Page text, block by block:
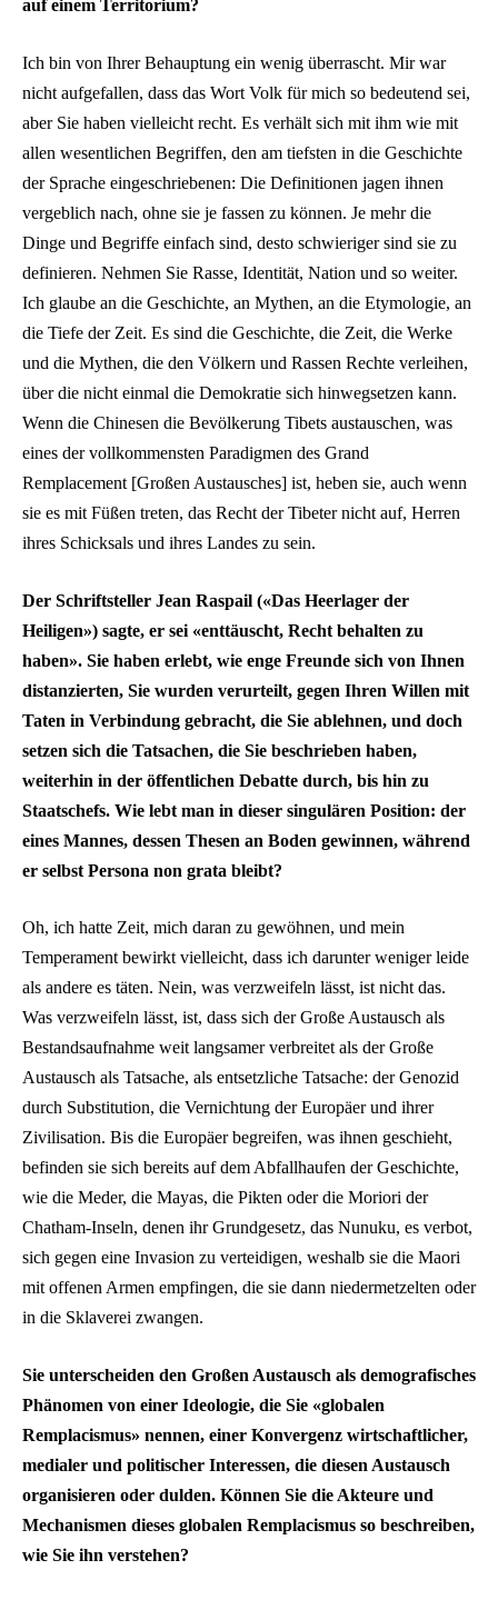
auf einem Territorium?
Ich bin von Ihrer Behauptung ein wenig überrascht. Mir war
nicht aufgefallen, dass das Wort Volk für mich so bedeutend sei,
aber Sie haben vielleicht recht. Es verhält sich mit ihm wie mit
allen wesentlichen Begriffen, den am tiefsten in die Geschichte
der Sprache eingeschriebenen: Die Definitionen jagen ihnen
vergeblich nach, ohne sie je fassen zu können. Je mehr die
Dinge und Begriffe einfach sind, desto schwieriger sind sie zu
definieren. Nehmen Sie Rasse, Identität, Nation und so weiter.
Ich glaube an die Geschichte, an Mythen, an die Etymologie, an
die Tiefe der Zeit. Es sind die Geschichte, die Zeit, die Werke
und die Mythen, die den Völkern und Rassen Rechte verleihen,
über die nicht einmal die Demokratie sich hinwegsetzen kann.
Wenn die Chinesen die Bevölkerung Tibets austauschen, was
eines der vollkommensten Paradigmen des Grand
Remplacement [Großen Austausches] ist, heben sie, auch wenn
sie es mit Füßen treten, das Recht der Tibeter nicht auf, Herren
ihres Schicksals und ihres Landes zu sein.
Der Schriftsteller Jean Raspail («Das Heerlager der
Heiligen») sagte, er sei «enttäuscht, Recht behalten zu
haben». Sie haben erlebt, wie enge Freunde sich von Ihnen
distanzierten, Sie wurden verurteilt, gegen Ihren Willen mit
Taten in Verbindung gebracht, die Sie ablehnen, und doch
setzen sich die Tatsachen, die Sie beschrieben haben,
weiterhin in der öffentlichen Debatte durch, bis hin zu
Staatschefs. Wie lebt man in dieser singulären Position: der
eines Mannes, dessen Thesen an Boden gewinnen, während
er selbst Persona non grata bleibt?
Oh, ich hatte Zeit, mich daran zu gewöhnen, und mein
Temperament bewirkt vielleicht, dass ich darunter weniger leide
als andere es täten. Nein, was verzweifeln lässt, ist nicht das.
Was verzweifeln lässt, ist, dass sich der Große Austausch als
Bestandsaufnahme weit langsamer verbreitet als der Große
Austausch als Tatsache, als entsetzliche Tatsache: der Genozid
durch Substitution, die Vernichtung der Europäer und ihrer
Zivilisation. Bis die Europäer begreifen, was ihnen geschieht,
befinden sie sich bereits auf dem Abfallhaufen der Geschichte,
wie die Meder, die Mayas, die Pikten oder die Moriori der
Chatham-Inseln, denen ihr Grundgesetz, das Nunuku, es verbot,
sich gegen eine Invasion zu verteidigen, weshalb sie die Maori
mit offenen Armen empfingen, die sie dann niedermetzelten oder
in die Sklaverei zwangen.
Sie unterscheiden den Großen Austausch als demografisches
Phänomen von einer Ideologie, die Sie «globalen
Remplacismus» nennen, einer Konvergenz wirtschaftlicher,
medialer und politischer Interessen, die diesen Austausch
organisieren oder dulden. Können Sie die Akteure und
Mechanismen dieses globalen Remplacismus so beschreiben,
wie Sie ihn verstehen?